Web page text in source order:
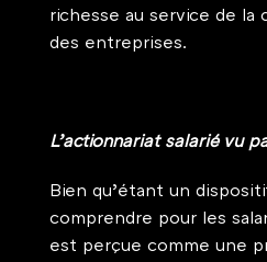
richesse au service de la
des entreprises.
L’actionnariat salarié vu
Bien qu’étant un
comprendre pour les
est perçue comme une